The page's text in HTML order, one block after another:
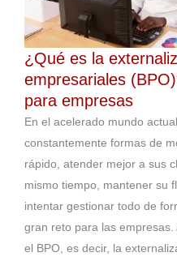
¿Qué es la
empresariales
para empresas
En el acelerado mundo
constantemente formas de
rápido, atender mejor a sus
mismo tiempo, mantener su
intentar gestionar todo de
gran reto para las
el BPO, es decir, la